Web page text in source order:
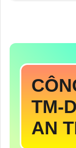
TM-
AN